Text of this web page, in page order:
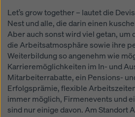
Let’s grow together – lautet die
Nest und alle, die darin einen
Aber auch sonst wird viel getan, um
die Arbeitsatmosphäre sowie ihre
Weiterbildung so angenehm wie
Karrieremöglichkeiten im In- und
Mitarbeiterrabatte, ein Pensions-
Erfolgsprämie, flexible
immer möglich, Firmenevents und
sind nur einige davon. Am Standort